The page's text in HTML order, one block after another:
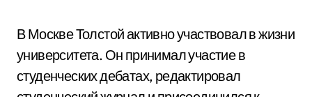
В Москве Толстой активно участвовал в жизни
университета. Он принимал участие в
студенческих дебатах, редактировал